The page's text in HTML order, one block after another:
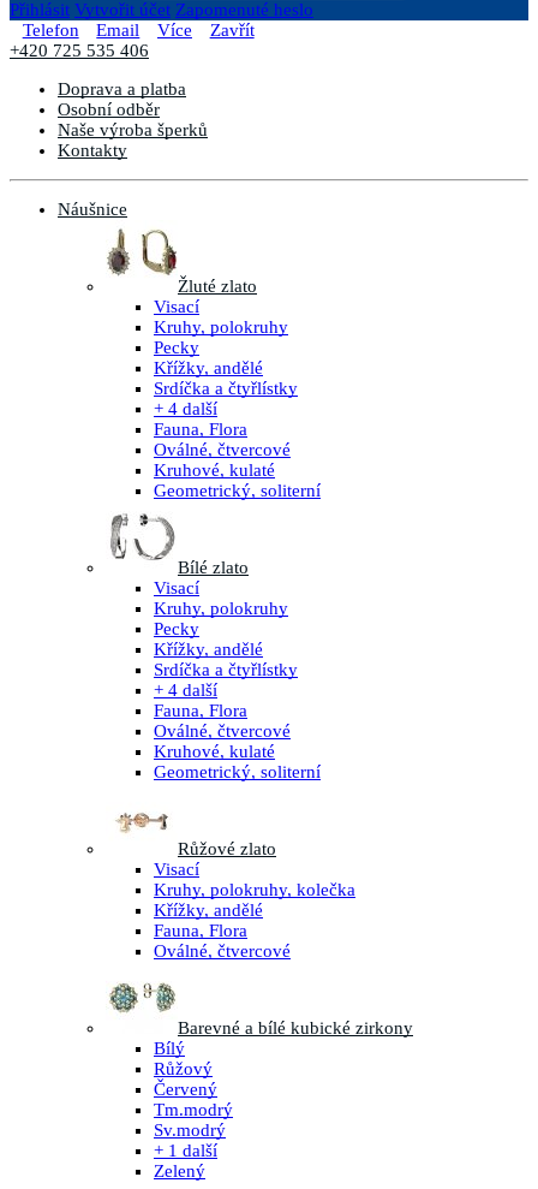
Přihlásit Vytvořit účet Zapomenuté heslo
Telefon
Email Více
Zavřít
+420 725 535 406
Doprava a platba
Osobní odběr
Naše výroba šperků
Kontakty
Náušnice
Žluté zlato
Visací
Kruhy, polokruhy
Pecky
Křížky, andělé
Srdíčka a čtyřlístky
+ 4 další
Fauna, Flora
Oválné, čtvercové
Kruhové, kulaté
Geometrický, soliterní
Bílé zlato
Visací
Kruhy, polokruhy
Pecky
Křížky, andělé
Srdíčka a čtyřlístky
+ 4 další
Fauna, Flora
Oválné, čtvercové
Kruhové, kulaté
Geometrický, soliterní
Růžové zlato
Visací
Kruhy, polokruhy, kolečka
Křížky, andělé
Fauna, Flora
Oválné, čtvercové
Barevné a bílé kubické zirkony
Bílý
Růžový
Červený
Tm.modrý
Sv.modrý
+ 1 další
Zelený